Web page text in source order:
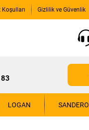
Gizlilik ve Güvenlik
LOGAN SANDERO